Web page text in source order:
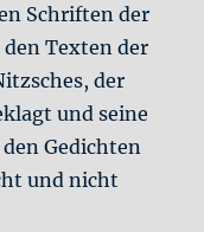
Schriften der
Texten der
der
und seine
Gedichten
und nicht